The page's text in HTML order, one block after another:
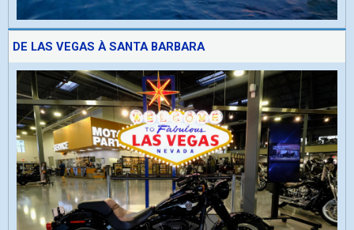
DE LAS VEGAS À SANTA BARBARA